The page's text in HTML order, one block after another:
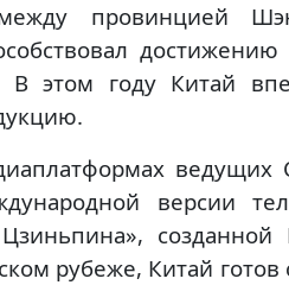
провинцией
В этом году Китай
ведущих
версии
созданной
рубеже, Китай